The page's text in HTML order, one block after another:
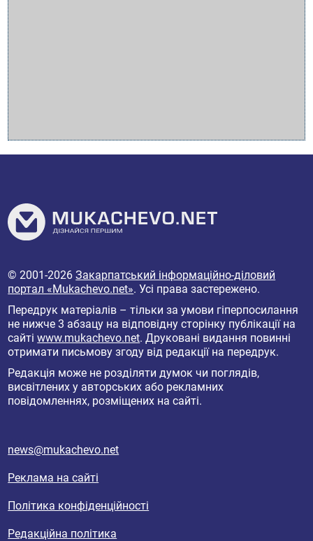
© 2001-2026Закарпатський інформаційно-діловий
портал «Mukachevo.net». Усі права застережено.
Передрук матеріалів – тільки за умови гіперпосилання
не нижче 3 абзацу на відповідну сторінку публікації на
сайтіwww.mukachevo.net. Друковані видання повинні
отримати письмову згоду від редакції на передрук.
Редакція може не розділяти думок чи поглядів,
висвітлених у авторських або рекламних
повідомленнях, розміщених на сайті.
news@mukachevo.net
Реклама на сайті
Політика конфіденційності
Редакційна політика